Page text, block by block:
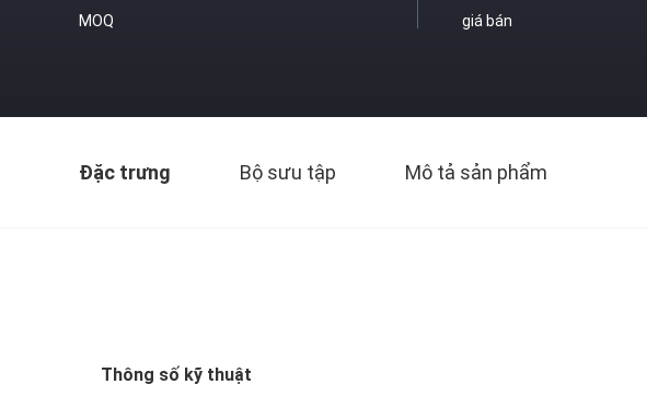
MOQ giá bán
Đặc trưng Bộ sưu tập Mô tả sản phẩm
Thông số kỹ thuật